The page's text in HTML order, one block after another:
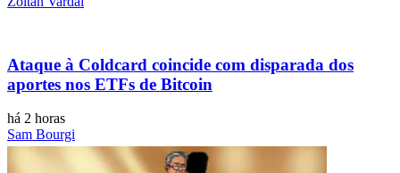
Ataque à Coldcard coincide com disparada dos
aportes nos ETFs de Bitcoin
há 2 horas
Sam Bourgi